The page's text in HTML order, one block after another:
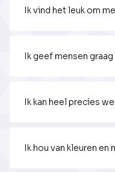
Ik vind het leuk om
Ik geef mensen
Ik kan heel precies
Ik hou van kleuren en